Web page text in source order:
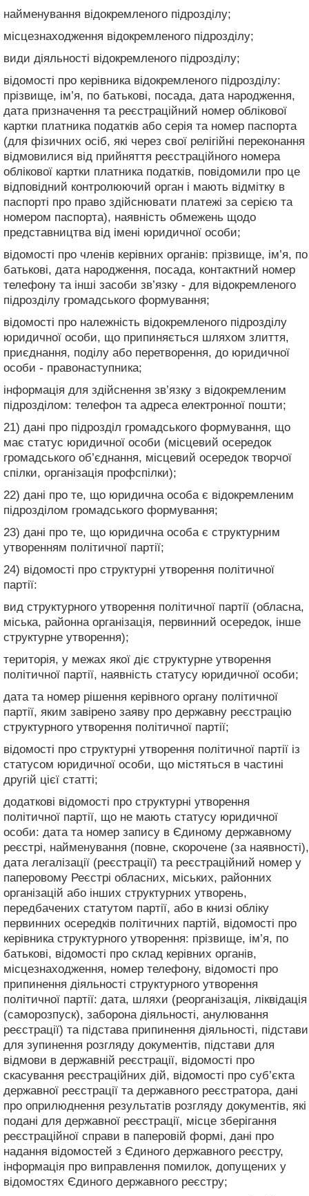
найменування відокремленого підрозділу;
місцезнаходження відокремленого підрозділу;
види діяльності відокремленого підрозділу;
відомості про керівника відокремленого підрозділу:
прізвище, ім’я, по батькові, посада, дата народження,
дата призначення та реєстраційний номер облікової
картки платника податків або серія та номер паспорта
(для фізичних осіб, які через свої релігійні переконання
відмовилися від прийняття реєстраційного номера
облікової картки платника податків, повідомили про це
відповідний контролюючий орган і мають відмітку в
паспорті про право здійснювати платежі за серією та
номером паспорта), наявність обмежень щодо
представництва від імені юридичної особи;
відомості про членів керівних органів: прізвище, ім’я, по
батькові, дата народження, посада, контактний номер
телефону та інші засоби зв’язку - для відокремленого
підрозділу громадського формування;
відомості про належність відокремленого підрозділу
юридичної особи, що припиняється шляхом злиття,
приєднання, поділу або перетворення, до юридичної
особи - правонаступника;
інформація для здійснення зв’язку з відокремленим
підрозділом: телефон та адреса електронної пошти;
21) дані про підрозділ громадського формування, що
має статус юридичної особи (місцевий осередок
громадського об’єднання, місцевий осередок творчої
спілки, організація профспілки);
22) дані про те, що юридична особа є відокремленим
підрозділом громадського формування;
23) дані про те, що юридична особа є структурним
утворенням політичної партії;
24) відомості про структурні утворення політичної
партії:
вид структурного утворення політичної партії (обласна,
міська, районна організація, первинний осередок, інше
структурне утворення);
територія, у межах якої діє структурне утворення
політичної партії, наявність статусу юридичної особи;
дата та номер рішення керівного органу політичної
партії, яким завірено заяву про державну реєстрацію
структурного утворення політичної партії;
відомості про структурні утворення політичної партії із
статусом юридичної особи, що містяться в частині
другій цієї статті;
додаткові відомості про структурні утворення
політичної партії, що не мають статусу юридичної
особи: дата та номер запису в Єдиному державному
реєстрі, найменування (повне, скорочене (за наявності),
дата легалізації (реєстрації) та реєстраційний номер у
паперовому Реєстрі обласних, міських, районних
організацій або інших структурних утворень,
передбачених статутом партії, або в книзі обліку
первинних осередків політичних партій, відомості про
керівника структурного утворення: прізвище, ім’я, по
батькові, відомості про склад керівних органів,
місцезнаходження, номер телефону, відомості про
припинення діяльності структурного утворення
політичної партії: дата, шляхи (реорганізація, ліквідація
(саморозпуск), заборона діяльності, анулювання
реєстрації) та підстава припинення діяльності, підстави
для зупинення розгляду документів, підстави для
відмови в державній реєстрації, відомості про
скасування реєстраційних дій, відомості про суб’єкта
державної реєстрації та державного реєстратора, дані
про оприлюднення результатів розгляду документів, які
подані для державної реєстрації, місце зберігання
реєстраційної справи в паперовій формі, дані про
надання відомостей з Єдиного державного реєстру,
інформація про виправлення помилок, допущених у
відомостях Єдиного державного реєстру;